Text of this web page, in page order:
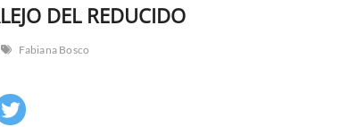
DEL REDUCIDO
Fabiana Bosco